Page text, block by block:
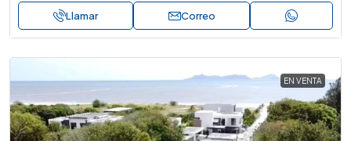
Llamar Correo
EN VENTA